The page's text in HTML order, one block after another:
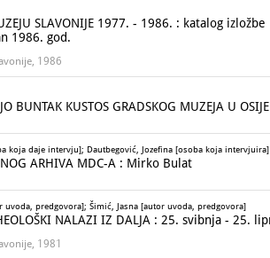
SLAVONIJE 1977. - 1986. : katalog
1986. god.
1986
BUNTAK KUSTOS GRADSKOG MUZEJA U
koja daje intervju]; Dautbegović, Jozefina [osoba koja intervjuira]
ARHIVA MDC-A : Mirko Bulat
uvoda, predgovora]; Šimić, Jasna [autor uvoda, predgovora]
NALAZI IZ DALJA : 25. svibnja - 25.
1981